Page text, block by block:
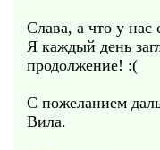
Слава, а что у нас
Я каждый день
продолжение! :(
С пожеланием
Вила.